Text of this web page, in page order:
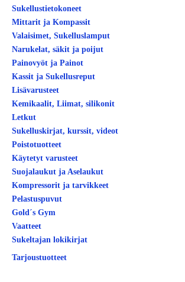
Sukellustietokoneet
Mittarit ja Kompassit
Valaisimet, Sukelluslamput
Narukelat, säkit ja poijut
Painovyöt ja Painot
Kassit ja Sukellusreput
Lisävarusteet
Kemikaalit, Liimat, silikonit
Letkut
Sukelluskirjat, kurssit, videot
Poistotuotteet
Käytetyt varusteet
Suojalaukut ja Aselaukut
Kompressorit ja tarvikkeet
Pelastuspuvut
Gold´s Gym
Vaatteet
Sukeltajan lokikirjat
Tarjoustuotteet